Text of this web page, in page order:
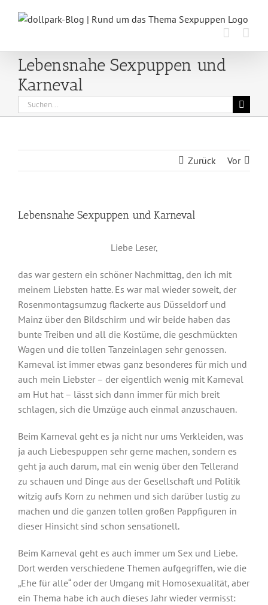
Inhalt
Lebensnahe Sexpuppen und
Karneval
Suche
nach:
Zurück Vor
Lebensnahe Sexpuppen und Karneval
Liebe Leser,
das war gestern ein schöner Nachmittag, den ich mit
meinem Liebsten hatte. Es war mal wieder soweit, der
Rosenmontagsumzug flackerte aus Düsseldorf und
Mainz über den Bildschirm und wir beide haben das
bunte Treiben und all die Kostüme, die geschmückten
Wagen und die tollen Tanzeinlagen sehr genossen.
Karneval ist immer etwas ganz besonderes für mich und
auch mein Liebster – der eigentlich wenig mit Karneval
am Hut hat – lässt sich dann immer für mich breit
schlagen, sich die Umzüge auch einmal anzuschauen.
Beim Karneval geht es ja nicht nur ums Verkleiden, was
ja auch Liebespuppen sehr gerne machen, sondern es
geht ja auch darum, mal ein wenig über den Tellerand
zu schauen und Dinge aus der Gesellschaft und Politik
witzig aufs Korn zu nehmen und sich darüber lustig zu
machen und die ganzen tollen großen Pappfiguren in
dieser Hinsicht sind schon sensationell.
Beim Karneval geht es auch immer um Sex und Liebe.
Dort werden verschiedene Themen aufgegriffen, wie die
„Ehe für alle“ oder der Umgang mit Homosexualität, aber
ein Thema habe ich auch dieses Jahr wieder vermisst: